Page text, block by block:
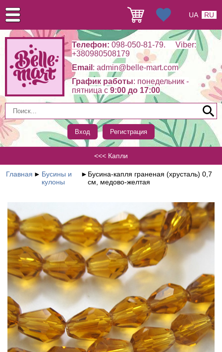
Телефон: 098-050-81-79. Viber:
+380980508179
Email : admin@belle-mart.com
График работы: понедельник -
пятница c 9:00 до 17:00
Вход Регистрация
UA RU
<<< Капли
Главная ► Бусины и
кулоны
► Бусина-капля граненая (хрусталь) 0,7
см, медово-желтая